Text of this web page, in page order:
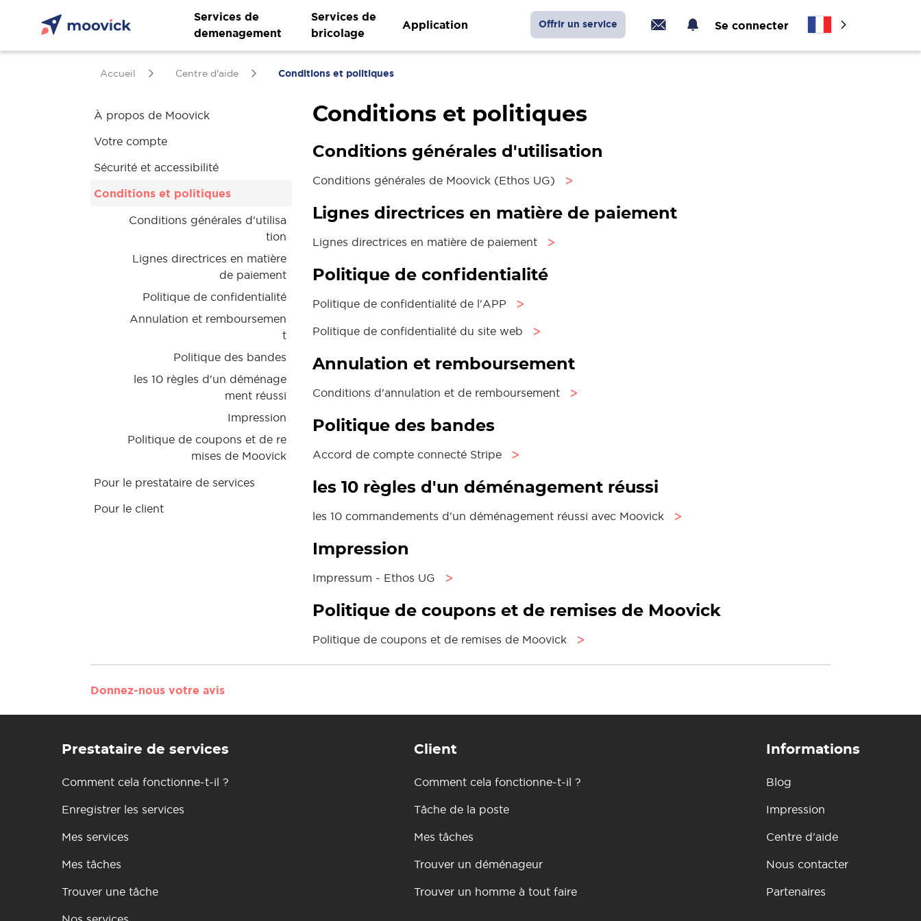
Services de
demenagement
Services de
bricolage
Application Offrir un service Se connecter
Accueil Centre d'aide Conditions et politiques
À propos de Moovick
Votre compte
Sécurité et accessibilité
Conditions et politiques
Conditions générales d'utilisa
tion
Lignes directrices en matière
de paiement
Politique de confidentialité
Annulation et remboursemen
t
Politique des bandes
les 10 règles d'un déménage
ment réussi
Impression
Politique de coupons et de re
mises de Moovick
Pour le prestataire de services
Pour le client
Conditions et politiques
Conditions générales d'utilisation
Conditions générales de Moovick (Ethos UG) ᐳ
Lignes directrices en matière de paiement
Lignes directrices en matière de paiement ᐳ
Politique de confidentialité
Politique de confidentialité de l'APP ᐳ
Politique de confidentialité du site web ᐳ
Annulation et remboursement
Conditions d'annulation et de remboursement ᐳ
Politique des bandes
Accord de compte connecté Stripe ᐳ
les 10 règles d'un déménagement réussi
les 10 commandements d'un déménagement réussi avec Moovick ᐳ
Impression
Impressum - Ethos UG ᐳ
Politique de coupons et de remises de Moovick
Politique de coupons et de remises de Moovick ᐳ
Donnez-nous votre avis
Prestataire de services
Comment cela fonctionne-t-il ?
Enregistrer les services
Mes services
Mes tâches
Trouver une tâche
Client
Comment cela fonctionne-t-il ?
Tâche de la poste
Mes tâches
Trouver un déménageur
Trouver un homme à tout faire
Informations
Blog
Impression
Centre d'aide
Nous contacter
Partenaires